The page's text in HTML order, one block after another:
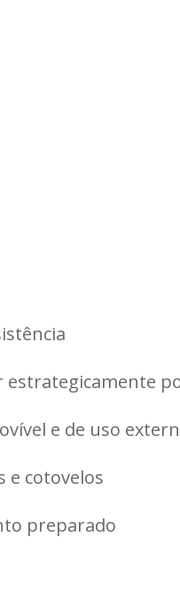
estrategicamente
e de uso
e cotovelos
preparado